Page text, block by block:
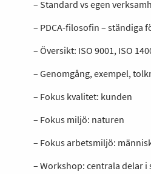
– Standard vs egen
– PDCA-filosofin – ständiga
– Översikt: ISO 9001, ISO
– Genomgång, exempel,
– Fokus kvalitet: kunden
– Fokus miljö: naturen
– Fokus arbetsmiljö:
– Workshop: centrala delar i